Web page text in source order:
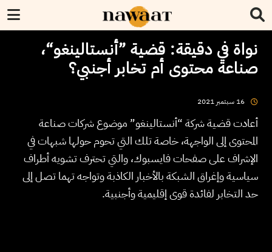
نواة في دقيقة: قضية ”أنستالينغو“،
صناعة محتوى أم تخابر أجنبي؟
16 سبتمبر 2021
أعادت قضية شركة “أنستالينغو” موضوع شركات صناعة
المحتوى إلى الواجهة، خاصة تلك التي تحوم حولها شبهات في
الإشراف على صفحات فايسبوك، والتي تحترف تشويه أطراف
سياسية وإغراق الشبكة بالأخبار الكاذبة وتواجه تهما تصل إلى
حد التخابر لفائدة قوى إقليمية وأجنبية.